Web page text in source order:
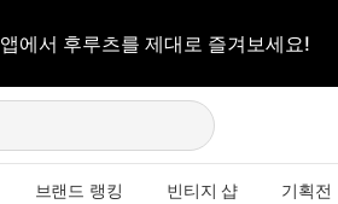
앱에서 후루츠를 제대로 즐겨보세요!
브랜드 랭킹 빈티지 샵 기획전